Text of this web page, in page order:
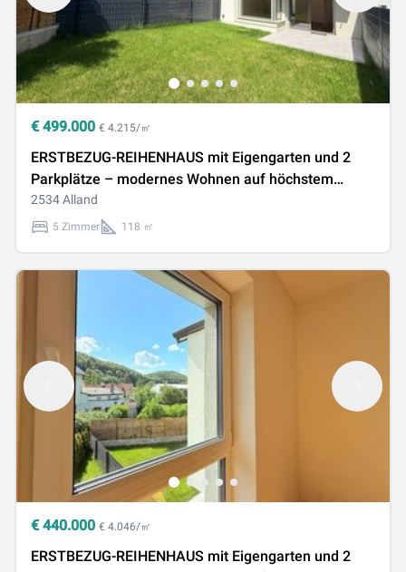
€ 499.000 € 4.215/㎡
ERSTBEZUG-REIHENHAUS mit Eigengarten und 2
Parkplätze – modernes Wohnen auf höchstem
Niveau
2534 Alland
5 Zimmer 118 ㎡
€ 440.000 € 4.046/㎡
ERSTBEZUG-REIHENHAUS mit Eigengarten und 2